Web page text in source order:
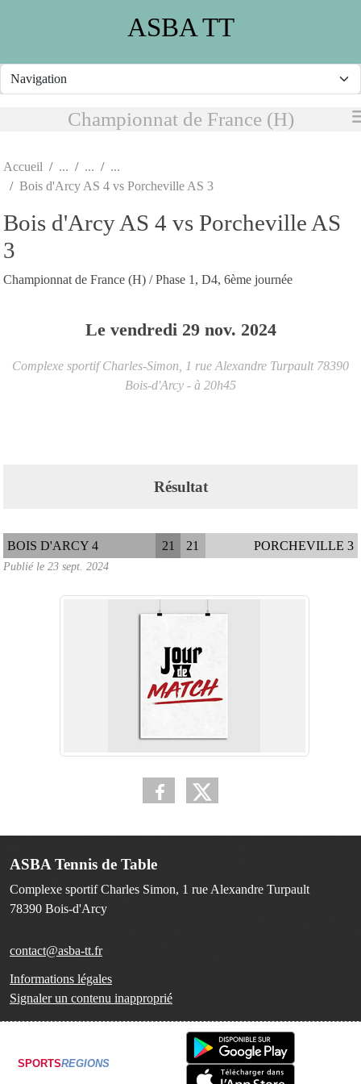
ASBA TT
Championnat de France (H)
Accueil
Bois d'Arcy AS 4 vs Porcheville AS 3
Bois d'Arcy AS 4 vs Porcheville AS
3
Championnat de France (H) / Phase 1, D4, 6ème journée
Le vendredi 29 nov. 2024
Complexe sportif Charles-Simon, 1 rue Alexandre Turpault 78390
Bois-d'Arcy - à 20h45
Résultat
BOIS D'ARCY 4 21 21 PORCHEVILLE 3
Publié le 23 sept. 2024
ASBA Tennis de Table
Complexe sportif Charles Simon, 1 rue Alexandre Turpault
78390 Bois-d'Arcy
contact@asba-tt.fr
Informations légales
Signaler un contenu inapproprié
SPORTSREGIONS